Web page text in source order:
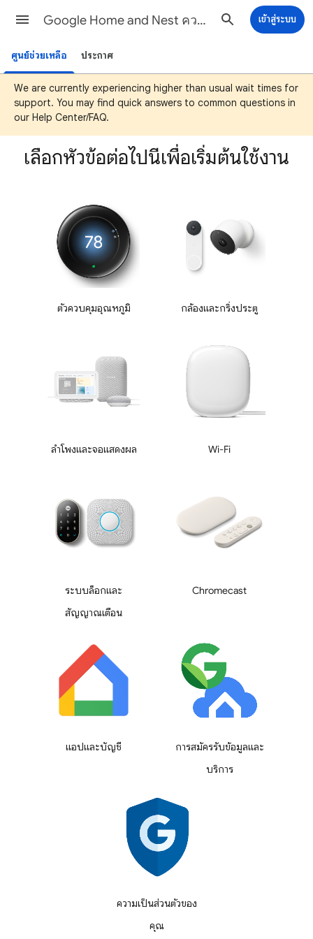
Google Home and Nest ความช่วยเหลือ เข้าสู่ระบบ
ศูนย์ช่วยเหลือ ประกาศ
We are currently experiencing higher than usual wait times for
support. You may find quick answers to common questions in
our Help Center/FAQ.
เลือกหัวข้อต่อไปนี้เพื่อเริ่มต้นใช้งาน
ตัวควบคุมอุณหภูมิ กล้องและกริ่งประตู
ลำโพงและจอแสดงผล Wi-Fi
ระบบล็อกและ
สัญญาณเตือน
Chromecast
แอปและบัญชี
การสมัครรับข้อมูลและ
บริการ
ความเป็นส่วนตัวของ
คุณ